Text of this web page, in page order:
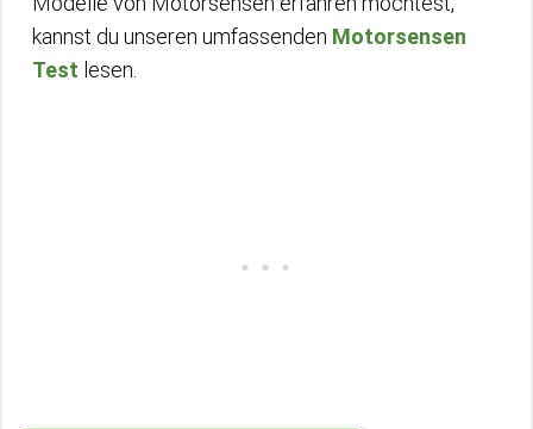
kannst du unseren umfassenden Motorsensen
Test lesen.